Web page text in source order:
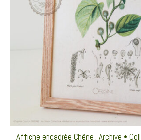
Affiche encadrée Chêne . Archive •